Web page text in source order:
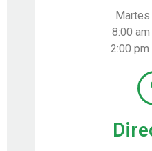
Martes
8:00
2:00 pm